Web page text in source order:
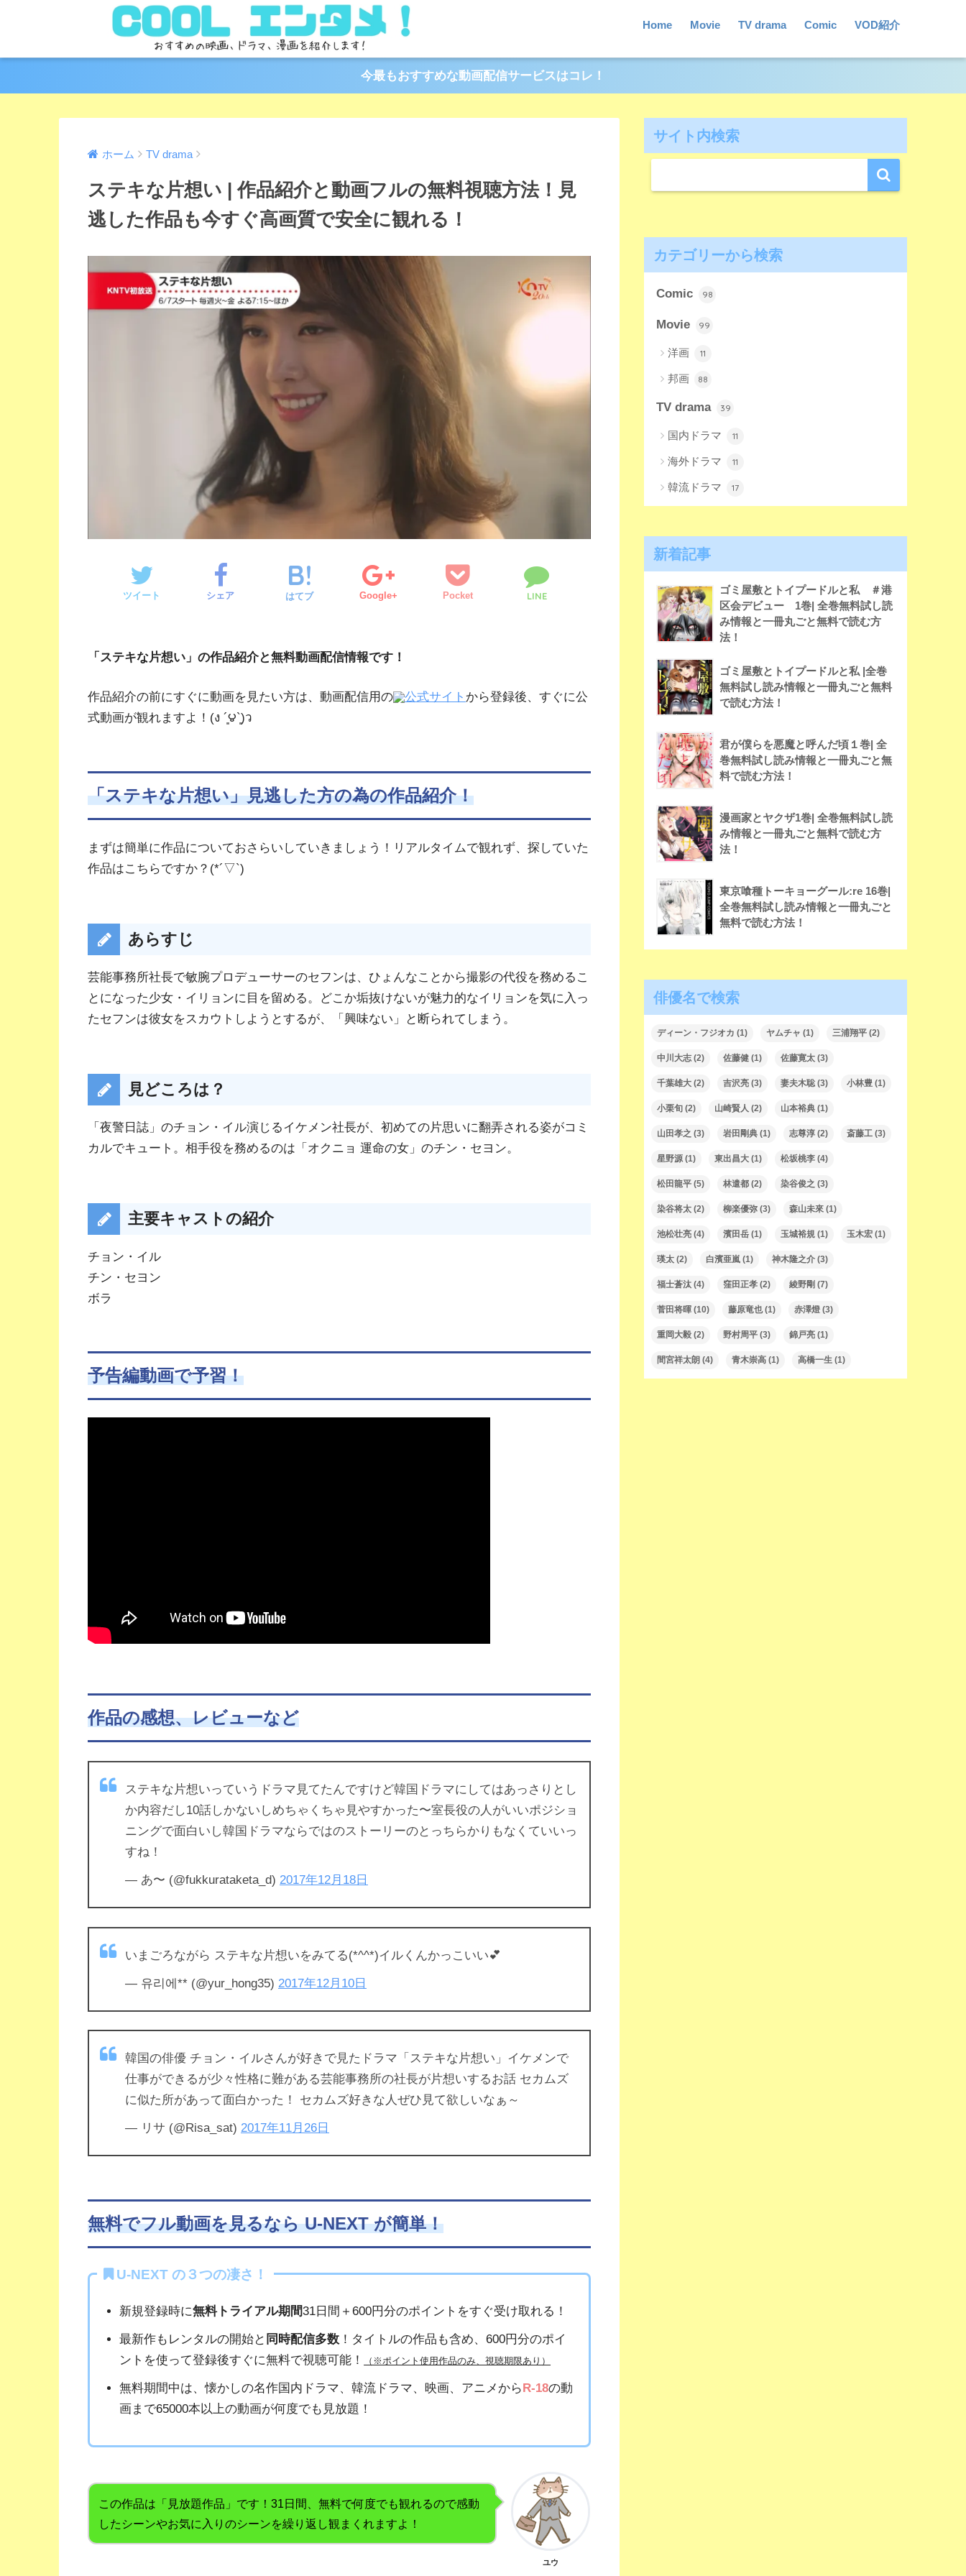
Home Movie TV drama Comic VOD紹介
今最もおすすめな動画配信サービスはコレ！
ホーム TV drama
ステキな片想い | 作品紹介と動画フルの無料視聴方法！見
逃した作品も今すぐ高画質で安全に観れる！
ツイート シェア はてブ Google+ Pocket LINE
「ステキな片想い」の作品紹介と無料動画配信情報です！
作品紹介の前にすぐに動画を見たい方は、動画配信用の 公式サイト から登録後、すぐに公
式動画が観れますよ！(ง ´͈౪`͈)ว
「ステキな片想い」見逃した方の為の作品紹介！
まずは簡単に作品についておさらいしていきましょう！リアルタイムで観れず、探していた
作品はこちらですか？(*´▽`)
あらすじ
芸能事務所社長で敏腕プロデューサーのセフンは、ひょんなことから撮影の代役を務めるこ
とになった少女・イリョンに目を留める。どこか垢抜けないが魅力的なイリョンを気に入っ
たセフンは彼女をスカウトしようとするが、「興味ない」と断られてしまう。
見どころは？
「夜警日誌」のチョン・イル演じるイケメン社長が、初めての片思いに翻弄される姿がコミ
カルでキュート。相手役を務めるのは「オクニョ 運命の女」のチン・セヨン。
主要キャストの紹介
チョン・イル
チン・セヨン
ボラ
予告編動画で予習！
作品の感想、レビューなど
ステキな片想いっていうドラマ見てたんですけど韓国ドラマにしてはあっさりとし
か内容だし10話しかないしめちゃくちゃ見やすかった〜室長役の人がいいポジショ
ニングで面白いし韓国ドラマならではのストーリーのとっちらかりもなくていいっ
すね！
— あ〜 (@fukkurataketa_d) 2017年12月18日
いまごろながら ステキな片想いをみてる(*^^*)イルくんかっこいい💕
— 유리에** (@yur_hong35) 2017年12月10日
韓国の俳優 チョン・イルさんが好きで見たドラマ「ステキな片想い」イケメンで
仕事ができるが少々性格に難がある芸能事務所の社長が片想いするお話 セカムズ
に似た所があって面白かった！ セカムズ好きな人ぜひ見て欲しいなぁ～
— リサ (@Risa_sat) 2017年11月26日
無料でフル動画を見るなら U-NEXT が簡単！
U-NEXT の３つの凄さ！
新規登録時に無料トライアル期間31日間＋600円分のポイントをすぐ受け取れる！
最新作もレンタルの開始と 同時配信多数 ！タイトルの作品も含め、600円分のポイ
ントを使って登録後すぐに無料で視聴可能！
（※ポイント使用作品のみ、視聴期限あり）
無料期間中は、懐かしの名作国内ドラマ、韓流ドラマ、映画、アニメからR-18の動
画まで65000本以上の動画が何度でも見放題！
この作品は「見放題作品」です！31日間、無料で何度でも観れるので感動
したシーンやお気に入りのシーンを繰り返し観まくれますよ！
ユウ
サイト内検索
カテゴリーから検索
Comic 98
Movie 99
洋画 11
邦画 88
TV drama 39
国内ドラマ 11
海外ドラマ 11
韓流ドラマ 17
新着記事
ゴミ屋敷とトイプードルと私 ＃港
区会デビュー 1巻| 全巻無料試し読
み情報と一冊丸ごと無料で読む方
法！
ゴミ屋敷とトイプードルと私 |全巻
無料試し読み情報と一冊丸ごと無料
で読む方法！
君が僕らを悪魔と呼んだ頃１巻| 全
巻無料試し読み情報と一冊丸ごと無
料で読む方法！
漫画家とヤクザ1巻| 全巻無料試し読
み情報と一冊丸ごと無料で読む方
法！
東京喰種トーキョーグール:re 16巻|
全巻無料試し読み情報と一冊丸ごと
無料で読む方法！
俳優名で検索
ディーン・フジオカ (1) ヤムチャ (1) 三浦翔平 (2)
中川大志 (2) 佐藤健 (1) 佐藤寛太 (3)
千葉雄大 (2) 吉沢亮 (3) 妻夫木聡 (3) 小林豊 (1)
小栗旬 (2) 山崎賢人 (2) 山本裕典 (1)
山田孝之 (3) 岩田剛典 (1) 志尊淳 (2) 斎藤工 (3)
星野源(1) 東出昌大 (1) 松坂桃李 (4)
松田龍平 (5) 林遣都 (2) 染谷俊之 (3)
染谷将太 (2) 柳楽優弥 (3) 森山未來 (1)
池松壮亮 (4) 濱田岳 (1) 玉城裕規 (1) 玉木宏 (1)
瑛太 (2) 白濱亜嵐 (1) 神木隆之介 (3)
福士蒼汰 (4) 窪田正孝 (2) 綾野剛 (7)
菅田将暉 (10) 藤原竜也(1) 赤澤燈 (3)
重岡大毅 (2) 野村周平 (3) 錦戸亮 (1)
間宮祥太朗 (4) 青木崇高 (1) 高橋一生 (1)